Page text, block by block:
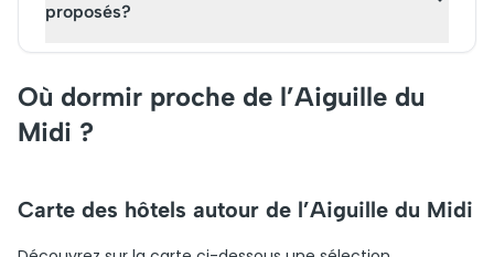
proposés?
Où dormir proche de l’Aiguille du
Midi ?
Carte des hôtels autour de l’Aiguille du Midi